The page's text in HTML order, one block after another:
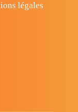
légales